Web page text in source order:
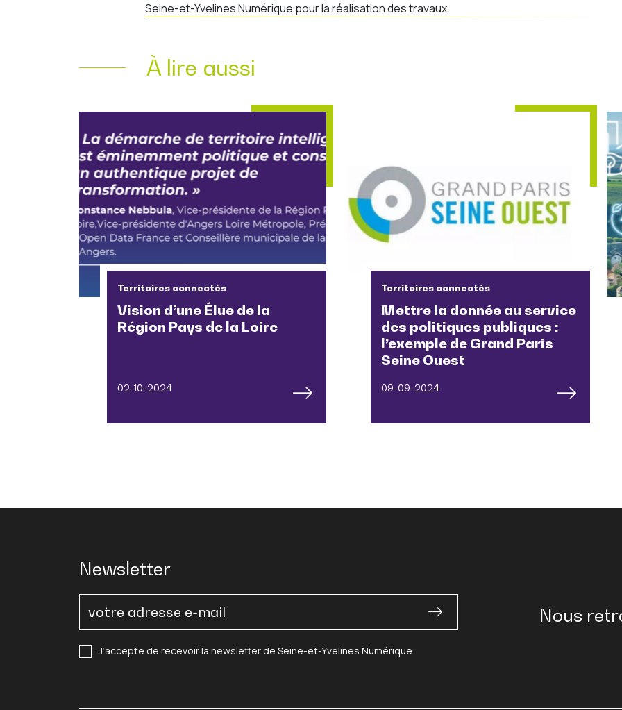
Seine-et-Yvelines Numérique pour la réalisation des travaux.
À lire aussi
Territoires connectés
Vision d’une Élue de la
Région Pays de la Loire
02-10-2024
Territoires connectés
Mettre la donnée au service
des politiques publiques :
l’exemple de Grand Paris
Seine Ouest
09-09-2024
Newsletter
J’accepte de recevoir la newsletter de Seine-et-Yvelines Numérique
Nous